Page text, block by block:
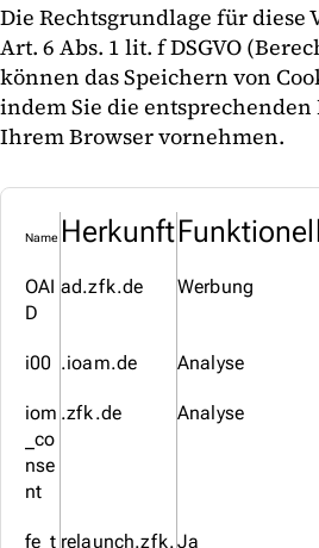
Die Rechtsgrundlage für
Art. 6 Abs. 1 lit. f DSGVO
können das Speichern von
indem Sie die
Ihrem Browser vornehmen.
Name Herkunft
OAI
D
ad.zfk.de Werbung
i00 .ioam.de Analyse
iom
_co
nse
nt
.zfk.de Analyse
fe_t relaunch.zfk. Ja